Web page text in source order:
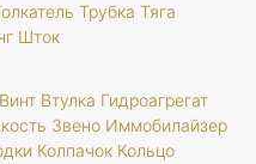
Трубка Тяга
Шток
Винт Втулка Гидроагрегат
Звено Иммобилайзер
Колпачок Кольцо